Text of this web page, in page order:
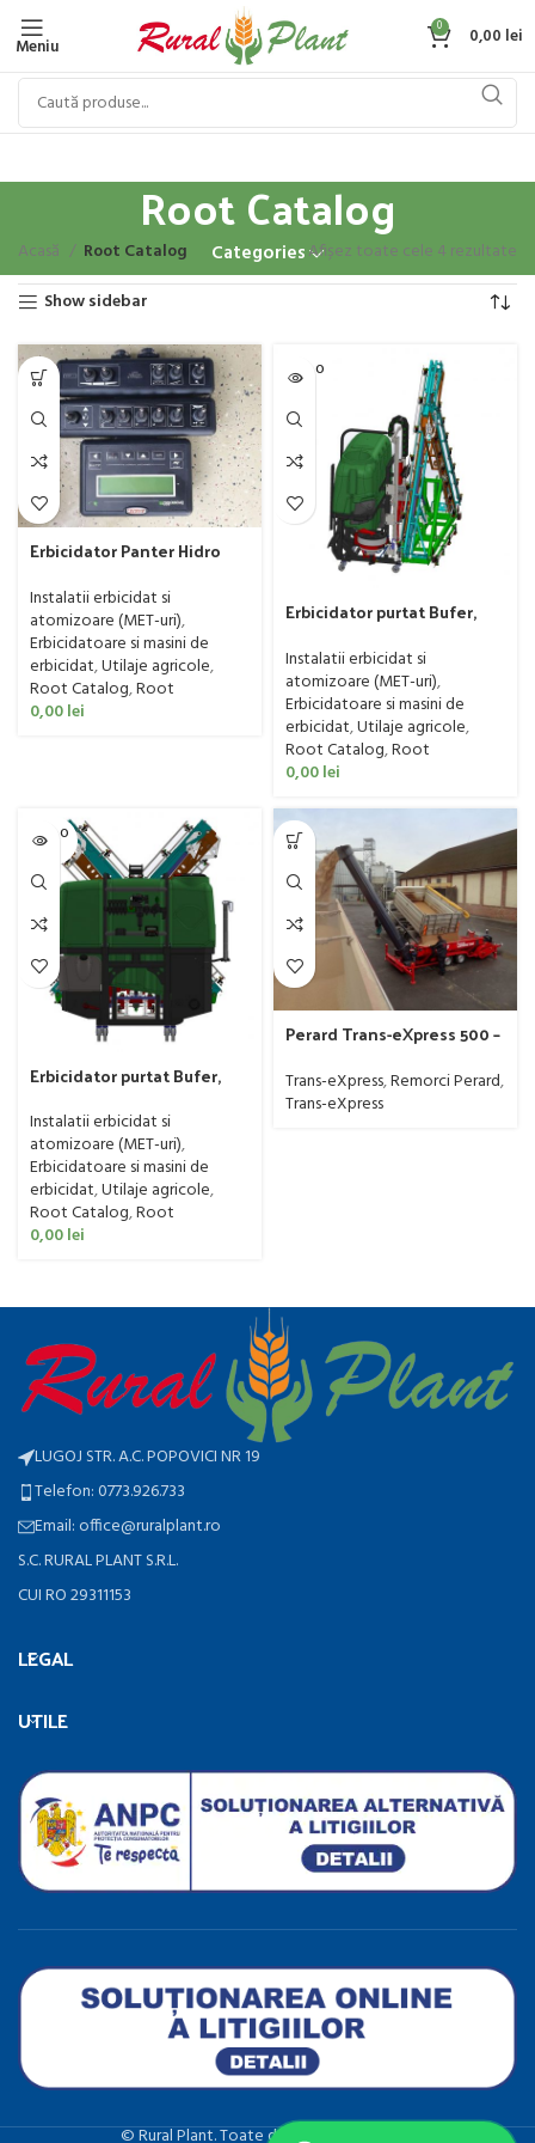
Meniu
0 0,00 lei
Root Catalog
Categories
Acasă Root Catalog
Afișez toate cele 4 rezultate
Show sidebar
Erbicidator Panter Hidro
trijet, ridicare si
deschidere hidraulica,
filtre linie
Instalatii erbicidat si
atomizoare (MET-uri),
Erbicidatoare si masini de
erbicidat,Utilaje agricole,
Root Catalog,Root
0,00lei
SOLD O
UT
Erbicidator purtat Bufer,
lance 18 m in X, deschidere
si ridicare hidraulica, latime
de transport 3m, trijet
Instalatii erbicidat si
atomizoare (MET-uri),
Erbicidatoare si masini de
erbicidat,Utilaje agricole,
Root Catalog,Root
0,00lei
SOLD O
UT
Erbicidator purtat Bufer,
lance 18 m in X, deschidere
si ridicare hidraulica, latime
de transport 3m, trijet
Instalatii erbicidat si
atomizoare (MET-uri),
Erbicidatoare si masini de
erbicidat,Utilaje agricole,
Root Catalog,Root
0,00lei
Perard Trans-eXpress 500 –
transfer cereale
Trans-eXpress,Remorci Perard,
Trans-eXpress
LUGOJ STR. A.C. POPOVICI NR 19
Telefon: 0773.926.733
Email: office@ruralplant.ro
S.C. RURAL PLANT S.R.L.
CUI RO 29311153
LEGAL
UTILE
©️ Rural Plant. Toate drepturile rezervate.